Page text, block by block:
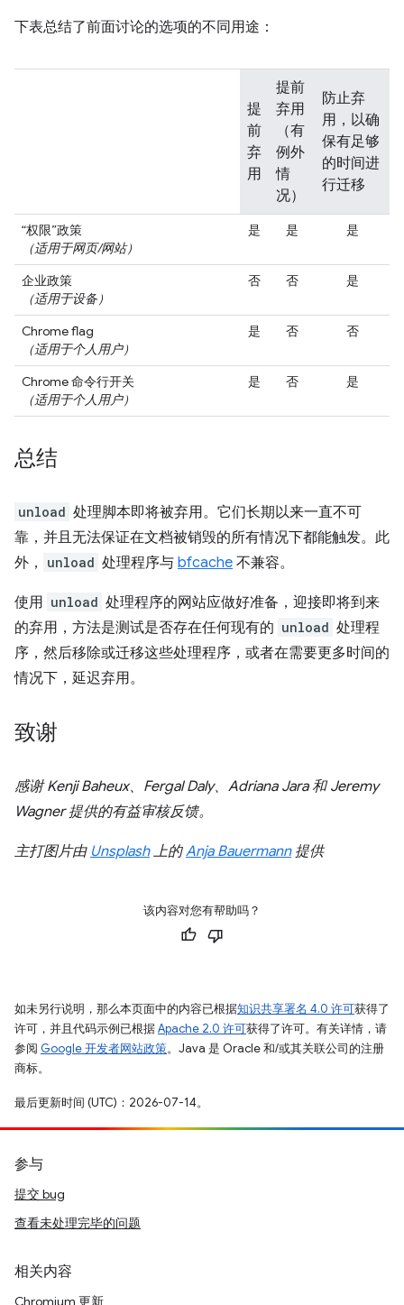
下表总结了前面讨论的选项的不同用途：
提
前
弃
用
提前
弃用
（有
例外
情
况）
防止弃
用，以确
保有足够
的时间进
行迁移
“权限”政策
（适用于网页/网站）
是 是 是
企业政策
（适用于设备）
否 否 是
Chrome flag
（适用于个人用户）
是 否 否
Chrome 命令行开关
（适用于个人用户）
是 否 是
总结
unload 处理脚本即将被弃用。它们长期以来一直不可
靠，并且无法保证在文档被销毁的所有情况下都能触发。此
外，
unload 处理程序与 bfcache 不兼容。
使用 unload 处理程序的网站应做好准备，迎接即将到来
的弃用，方法是测试是否存在任何现有的 unload 处理程
序，然后移除或迁移这些处理程序，或者在需要更多时间的
情况下，延迟弃用。
致谢
感谢 Kenji Baheux、Fergal Daly、Adriana Jara 和 Jeremy
Wagner 提供的有益审核反馈。
主打图片由 Unsplash上的Anja Bauermann提供
该内容对您有帮助吗？
如未另行说明，那么本页面中的内容已根据知识共享署名 4.0 许可获得了
许可，并且代码示例已根据Apache 2.0 许可获得了许可。有关详情，请
参阅 Google 开发者网站政策。Java 是 Oracle 和/或其关联公司的注册
商标。
最后更新时间 (UTC)：2026-07-14。
参与
提交 bug
查看未处理完毕的问题
相关内容
Chromium 更新